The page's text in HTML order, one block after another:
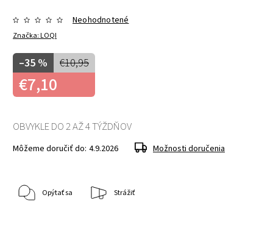
Značka:LOQI
Neohodnotené
€10,95
–35 %
€7,10
OBVYKLE DO 2 AŽ 4 TÝŽDŇOV
Môžeme doručiť do: 4.9.2026 Možnosti doručenia
Opýtať sa Strážiť